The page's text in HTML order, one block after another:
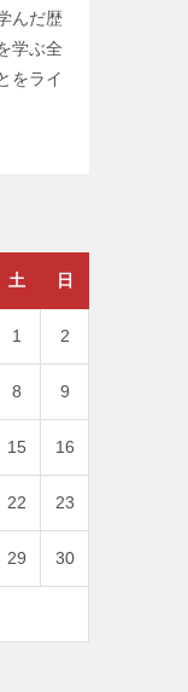
んだ歴
学ぶ全
をライ
土 日
1 2
8 9
15 16
22 23
29 30